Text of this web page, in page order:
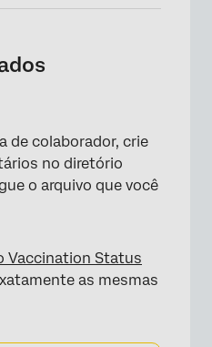
de colaborador, crie
no diretório
o arquivo que você
Vaccination Status
as mesmas